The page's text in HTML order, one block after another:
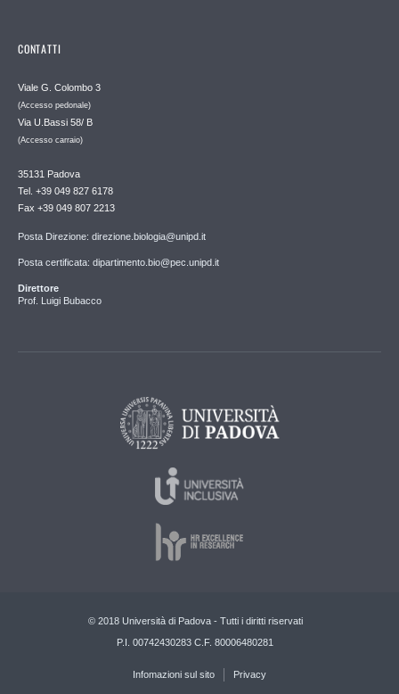
CONTATTI
Viale G. Colombo 3
(Accesso pedonale)
Via U.Bassi 58/ B
(Accesso carraio)
35131 Padova
Tel. +39 049 827 6178
Fax +39 049 807 2213
Posta Direzione: direzione.biologia@unipd.it
Posta certificata: dipartimento.bio@pec.unipd.it
Direttore
Prof. Luigi Bubacco
© 2018 Università di Padova - Tutti i diritti riservati
P.I. 00742430283 C.F. 80006480281
Infomazioni sul sito Privacy